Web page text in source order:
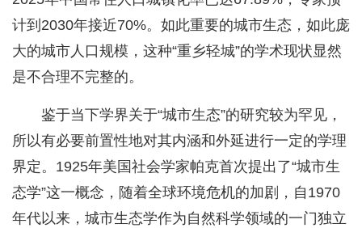
计到2030年接近70%。如此重要的城市生态，如此庞
大的城市人口规模，这种“重乡轻城”的学术现状显然
是不合理不完整的。
鉴于当下学界关于“城市生态”的研究较为罕见，
所以有必要前置性地对其内涵和外延进行一定的学理
界定。1925年美国社会学家帕克首次提出了“城市生
态学”这一概念，随着全球环境危机的加剧，自1970
年代以来，城市生态学作为自然科学领域的一门独立